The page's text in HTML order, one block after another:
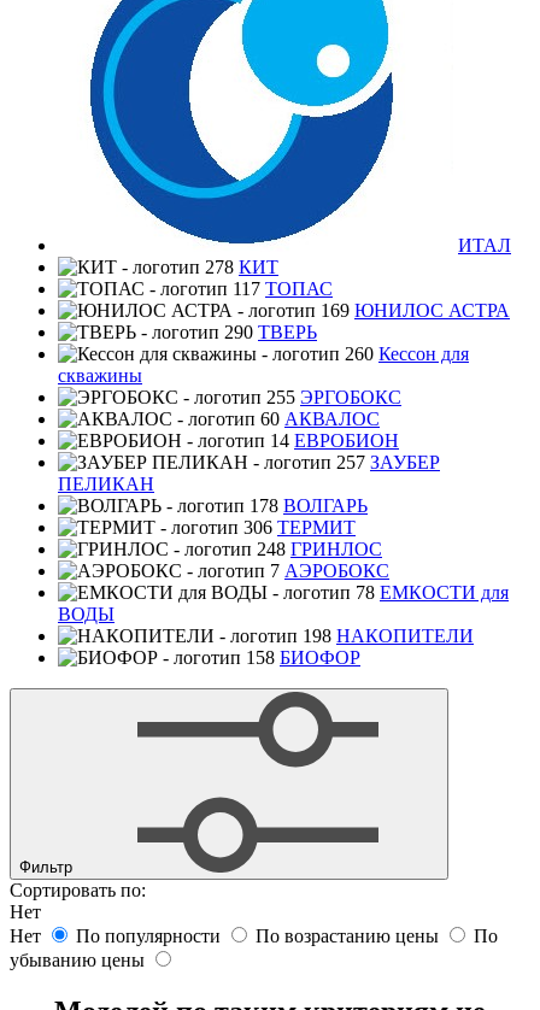
ИТАЛ
КИТ
ТОПАС
ЮНИЛОС АСТРА
ТВЕРЬ
Кессон для
скважины
ЭРГОБОКС
АКВАЛОС
ЕВРОБИОН
ЗАУБЕР
ПЕЛИКАН
ВОЛГАРЬ
ТЕРМИТ
ГРИНЛОС
АЭРОБОКС
ЕМКОСТИ для
ВОДЫ
НАКОПИТЕЛИ
БИОФОР
Фильтр
Сортировать по:
Нет
Нет
По популярности По возрастанию цены
По
убыванию цены